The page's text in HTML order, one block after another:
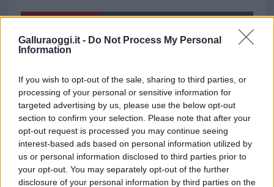
Galluraoggi.it - Do Not Process My Personal
Information
If you wish to opt-out of the sale, sharing to third parties, or
processing of your personal or sensitive information for
targeted advertising by us, please use the below opt-out
section to confirm your selection. Please note that after your
opt-out request is processed you may continue seeing
interest-based ads based on personal information utilized by
us or personal information disclosed to third parties prior to
your opt-out. You may separately opt-out of the further
disclosure of your personal information by third parties on the
utenti
Migliori agenzie per l’Attestazione SOA in Italia:
lista delle 4 realtà più efficienti nella g…
“Sul filo del discorso”: sold out ad Olbia per il